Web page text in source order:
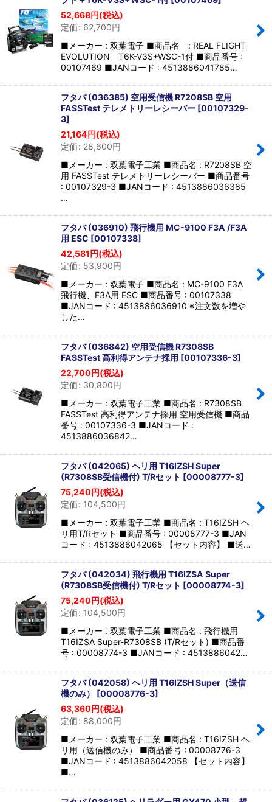
52,668円(税込)
定価: 62,700円
■メーカー : 双葉電子 ■商品名 : REAL FLIGHT
EVOLUTION T6K-V3S+WSC-1付 ■商品番号 :
00107469 ■JANコード : 4513886041785…
フタバ (036385) 空用受信機 R7208SB 空用
FASSTest テレメトリーレシーバー [00107329-
3]
21,164円(税込)
定価: 28,600円
■メーカー : 双葉電子工業 ■商品名 : R7208SB 空
用 FASSTest テレメトリーレシーバー ■商品番号
: 00107329-3 ■JANコード : 4513886036385
…
フタバ (036910) 飛行機用 MC-9100 F3A /F3A
用 ESC [00107338]
42,581円(税込)
定価: 53,900円
■メーカー : 双葉電子 ■商品名 : MC-9100 F3A
飛行機、F3A用 ESC ■商品番号 : 00107338
■JANコード : 4513886036910 ※注文数を増や
した…
フタバ (036842) 空用受信機 R7308SB
FASSTest 高利得アンテナ採用 [00107336-3]
22,700円(税込)
定価: 30,800円
■メーカー : 双葉電子工業 ■商品名 : R7308SB
FASSTest 高利得アンテナ採用 空用受信機 ■商品
番号 : 00107336-3 ■JANコード :
4513886036842…
フタバ (042065) ヘリ用 T16IZSH Super
(R7308SB受信機付) T/Rセット [00008777-3]
75,240円(税込)
定価: 104,500円
■メーカー : 双葉電子工業 ■商品名 : T16IZSH ヘ
リ用T/Rセット ■商品番号 : 00008777-3 ■JAN
コード : 4513886042065 【セット内容】 ■送…
フタバ (042034) 飛行機用 T16IZSA Super
(R7308SB受信機付) T/Rセット [00008774-3]
75,240円(税込)
定価: 104,500円
■メーカー : 双葉電子工業 ■商品名 : 飛行機用
T16IZSA Super-R7308SB (T/Rセット) ■商品番
号 : 00008774-3 ■JANコード : 4513886042…
フタバ (042058) ヘリ用 T16IZSH Super（送信
機のみ） [00008776-3]
63,360円(税込)
定価: 88,000円
■メーカー : 双葉電子工業 ■商品名 : T16IZSH ヘ
リ用（送信機のみ） ■商品番号 : 00008776-3
■JANコード : 4513886042058 【セット内容】
■…